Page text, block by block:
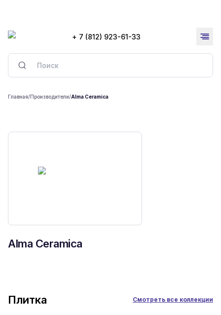
+ 7 (812) 923-61-33
Главная/Производители/Alma Ceramica
Alma Ceramica
Плитка Смотреть все коллекции